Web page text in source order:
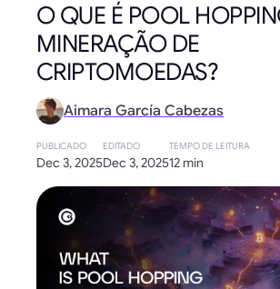
O QUE É POOL
MINERAÇÃO DE
CRIPTOMOEDAS?
Aimara García Cabezas
PUBLICADO
Dec 3, 2025
EDITADO
Dec 3, 2025
TEMPO DE LEITURA
12 min